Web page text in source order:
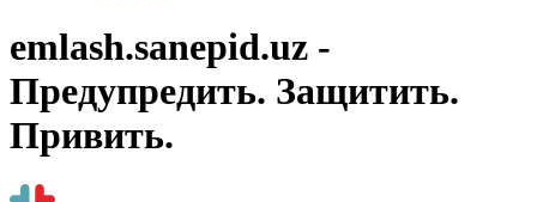
emlash.sanepid.uz -
Предупредить. Защитить.
Привить.